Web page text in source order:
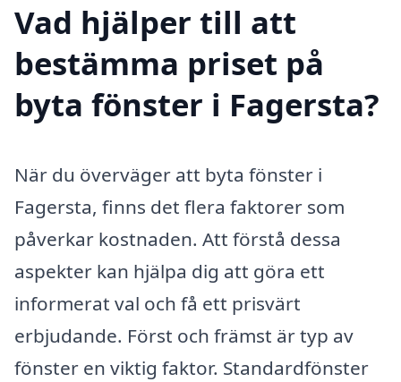
Vad hjälper till att
bestämma priset på
byta fönster i Fagersta?
När du överväger att byta fönster i
Fagersta, finns det flera faktorer som
påverkar kostnaden. Att förstå dessa
aspekter kan hjälpa dig att göra ett
informerat val och få ett prisvärt
erbjudande. Först och främst är typ av
fönster en viktig faktor. Standardfönster